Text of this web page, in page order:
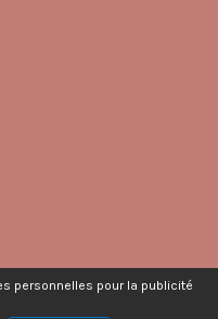
personnelles pour la publicité